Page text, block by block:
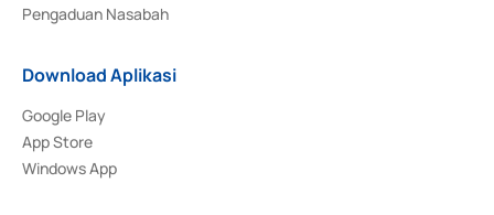
Pengaduan Nasabah
Download Aplikasi
Google Play
App Store
Windows App